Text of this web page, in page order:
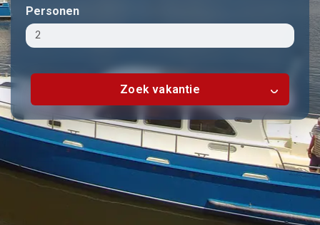
Personen
Zoek vakantie